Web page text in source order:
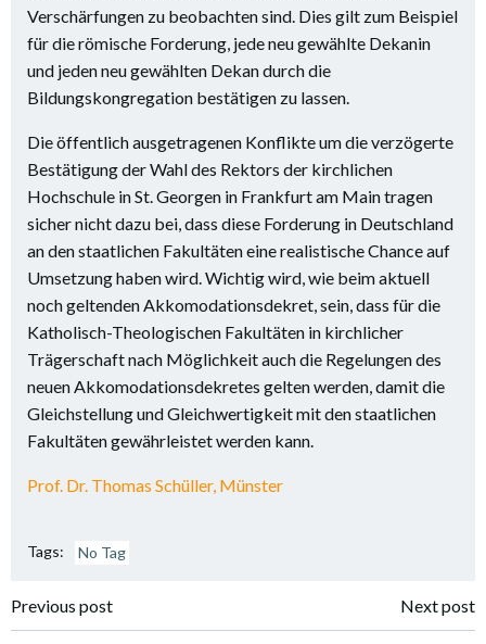
Verschärfungen zu beobachten sind. Dies gilt zum Beispiel
für die römische Forderung, jede neu gewählte Dekanin
und jeden neu gewählten Dekan durch die
Bildungskongregation bestätigen zu lassen.
Die öffentlich ausgetragenen Konflikte um die verzögerte
Bestätigung der Wahl des Rektors der kirchlichen
Hochschule in St. Georgen in Frankfurt am Main tragen
sicher nicht dazu bei, dass diese Forderung in Deutschland
an den staatlichen Fakultäten eine realistische Chance auf
Umsetzung haben wird. Wichtig wird, wie beim aktuell
noch geltenden Akkomodationsdekret, sein, dass für die
Katholisch-Theologischen Fakultäten in kirchlicher
Trägerschaft nach Möglichkeit auch die Regelungen des
neuen Akkomodationsdekretes gelten werden, damit die
Gleichstellung und Gleichwertigkeit mit den staatlichen
Fakultäten gewährleistet werden kann.
Prof. Dr. Thomas Schüller, Münster
Tags: No Tag
Post
Previous post Next post